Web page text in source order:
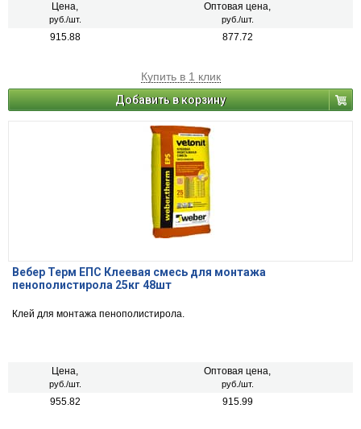
Цена,
руб./шт.
Оптовая цена,
руб./шт.
915.88 877.72
Купить в 1 клик
Добавить в корзину
Вебер Терм EПС Клеевая смесь для монтажа
пенополистирола 25кг 48шт
Клей для монтажа пенополистирола.
Цена,
руб./шт.
Оптовая цена,
руб./шт.
955.82 915.99